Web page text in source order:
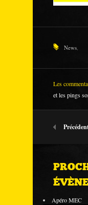
News,
Les
et les pings
Apéro MEC